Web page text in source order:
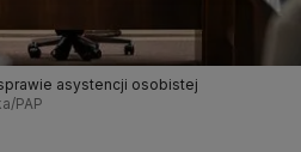
asystencji osobistej
PAP